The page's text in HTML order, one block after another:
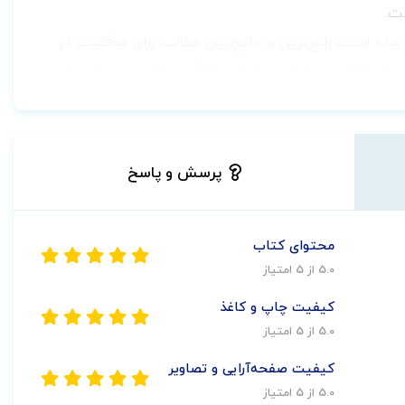
کتاب بر اساس نیازهای یادگیری ذهنی، با ترکیبی از
پرستاری داخلی جراحی امروز است.
جمعیت اضافه شده است.
بروزرسانی شده‌اند.
شده‌اند.
آنها در امور پرستاری داخلی جراحی در هم آمیخته
پرسش و پاسخ
محتوای کتاب
5.0 از 5 امتیاز
کیفیت چاپ و کاغذ
5.0 از 5 امتیاز
کیفیت صفحه‌آرایی و تصاویر
5.0 از 5 امتیاز